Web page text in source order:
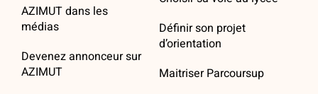
AZIMUT dans les
médias
Devenez annonceur sur
AZIMUT
Définir son projet
d’orientation
Maitriser Parcoursup